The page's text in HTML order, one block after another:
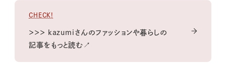
CHECK!
＞＞＞ kazumiさんのファッションや暮らしの
記事をもっと読む↗